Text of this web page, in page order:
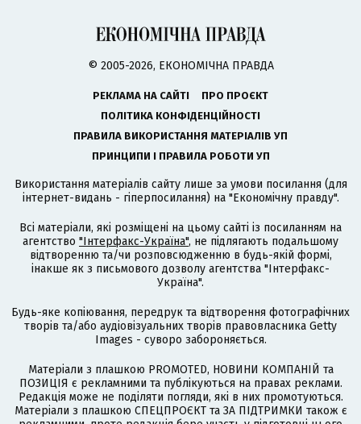
© 2005-2026, ЕКОНОМІЧНА ПРАВДА
РЕКЛАМА НА САЙТІ
ПРО ПРОЄКТ
ПОЛІТИКА КОНФІДЕНЦІЙНОСТІ
ПРАВИЛА ВИКОРИСТАННЯ МАТЕРІАЛІВ УП
ПРИНЦИПИ І ПРАВИЛА РОБОТИ УП
Використання матеріалів сайту лише за умови посилання (для
інтернет-видань - гіперпосилання) на "Економічну правду".
Всі матеріали, які розміщені на цьому сайті із посиланням на
агентство "Інтерфакс-Україна", не підлягають подальшому
відтворенню та/чи розповсюдженню в будь-якій формі,
інакше як з письмового дозволу агентства "Інтерфакс-
Україна".
Будь-яке копіювання, передрук та відтворення фотографічних
творів та/або аудіовізуальних творів правовласника Getty
Images - суворо забороняється.
Матеріали з плашкою PROMOTED, НОВИНИ КОМПАНІЙ та
ПОЗИЦІЯ є рекламними та публікуються на правах реклами.
Редакція може не поділяти погляди, які в них промотуються.
Матеріали з плашкою СПЕЦПРОЄКТ та ЗА ПІДТРИМКИ також є